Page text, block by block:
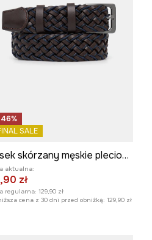
SALE
Pasek skórzany męskie pleciony kolor brązowy
aktualna:
zł
regularna: 129,90 zł
cena z 30 dni przed obniżką: 129,90 zł